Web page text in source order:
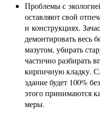
Проблемы с
оставляют свой
и конструкциях.
демонтировать весь
мазутом, убирать
частично разбирать
кирпичную кладку.
здание будет 100%
этого принимаются
меры.